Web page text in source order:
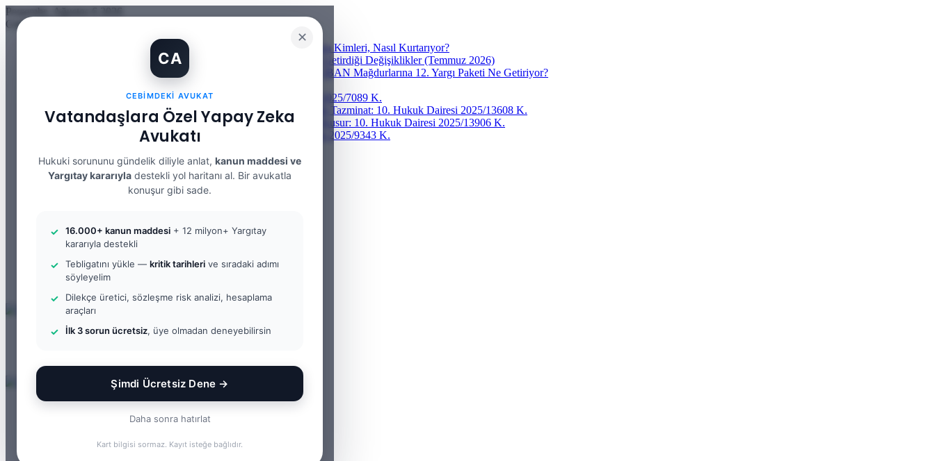
✕
CA
CEBIMDEKI AVUKAT
Vatandaşlara Özel Yapay Zeka
Avukatı
Hukuki sorununu gündelik diliyle anlat, kanun maddesi ve
Yargıtay kararıyla destekli yol haritanı al. Bir avukatla
konuşur gibi sade.
16.000+ kanun maddesi + 12 milyon+ Yargıtay
kararıyla destekli
Tebligatını yükle — kritik tarihleri ve sıradaki adımı
söyleyelim
Dilekçe üretici, sözleşme risk analizi, hesaplama
araçları
İlk 3 sorun ücretsiz, üye olmadan deneyebilirsin
Şimdi Ücretsiz Dene →
Daha sonra hatırlat
Kart bilgisi sormaz. Kayıt isteğe bağlıdır.
Perşembe, Ağustos 6 2026
Güncel Makale
İBAN Kiralama Cezasında Yeni Dönem: TCK 158’e Eklenen Fıkra Kimleri, Nasıl Kurtarıyor?
12. Yargı Paketi Kabul Edildi: Avukat Gözüyle Tüm Maddeler ve Getirdiği Değişiklikler (Temmuz 2026)
Banka Hesabımı Dolandırıcılara Kullandırdım, Başıma Ne Gelir? IBAN Mağdurlarına 12. Yargı Paketi Ne Getiriyor?
Yargıtay Kararı İncelemesi ve Tanık Beyanları: 9. Hukuk Dairesi 2025/7089 K.
Kusur Belirlemesinin Maddi ve Manevi Tazminata Etkisi ve Maddi Tazminat: 10. Hukuk Dairesi 2025/13608 K.
Kusur Belirlemesinin Maddi ve Manevi Tazminata Etkisi ve Ağır Kusur: 10. Hukuk Dairesi 2025/13906 K.
Kira Sözleşmesinin Feshi ve Bilirkişi İncelemesi: 9. Hukuk Dairesi 2025/9343 K.
Yargıtay Kararı İncelemesi: 2. Ceza Dairesi 2026/4266 K.
Facebook
WhatsApp
Rastgele
Makale
Kenar
Bölmesi
Arama
yap
Menü
...
Ol
ANASAYFA
Ceza Hukuku